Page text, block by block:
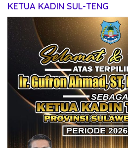
KETUA KADIN SUL-TENG